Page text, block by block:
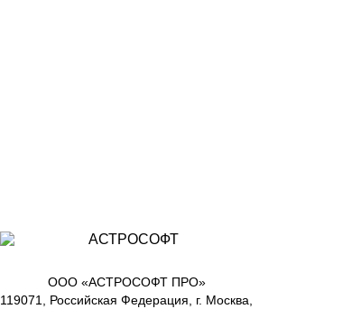
ООО «АСТРОСОФТ ПРО»
119071, Российская Федерация, г. Москва,